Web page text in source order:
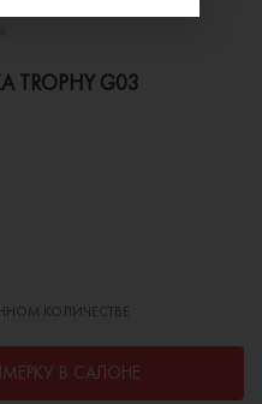
TROPHY G03
КОЛИЧЕСТВЕ
В САЛОНЕ